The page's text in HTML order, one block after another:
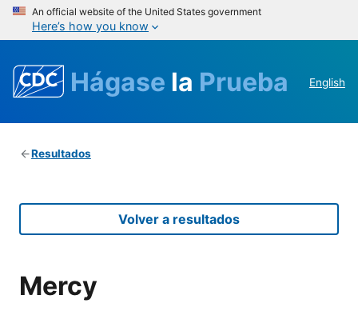
An official website of the United States government
Here’s how you know
Hágase la Prueba English
Resultados
Volver a resultados
Mercy